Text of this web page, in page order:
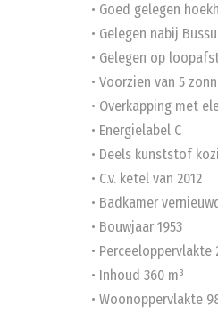
• Goed gelegen
• Gelegen nabij
• Gelegen op
• Voorzien van 5
• Overkapping met
• Energielabel C
• Deels kunststof
• C.v. ketel van 2012
• Badkamer
• Bouwjaar 1953
• Perceeloppervlakte
• Inhoud 360 m³
• Woonoppervlakte